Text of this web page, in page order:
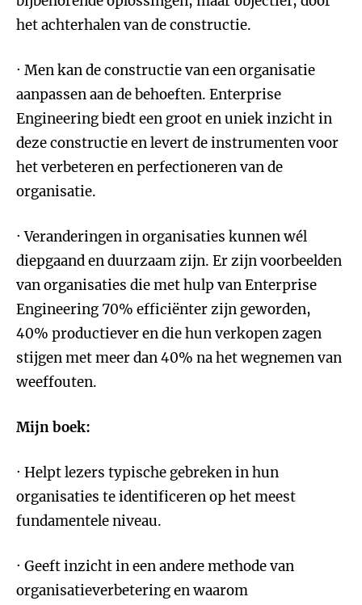
het achterhalen van de constructie.
· Men kan de constructie van een organisatie
aanpassen aan de behoeften. Enterprise
Engineering biedt een groot en uniek inzicht in
deze constructie en levert de instrumenten voor
het verbeteren en perfectioneren van de
organisatie.
· Veranderingen in organisaties kunnen wél
diepgaand en duurzaam zijn. Er zijn voorbeelden
van organisaties die met hulp van Enterprise
Engineering 70% efficiënter zijn geworden,
40% productiever en die hun verkopen zagen
stijgen met meer dan 40% na het wegnemen van
weeffouten.
Mijn boek:
· Helpt lezers typische gebreken in hun
organisaties te identificeren op het meest
fundamentele niveau.
· Geeft inzicht in een andere methode van
organisatieverbetering en waarom